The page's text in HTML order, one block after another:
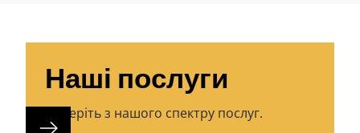
Наші послуги
Виберіть з нашого спектру послуг.